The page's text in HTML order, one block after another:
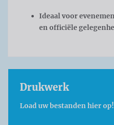
Ideaal voor
en officiële
Drukwerk
Load uw bestanden hier op!